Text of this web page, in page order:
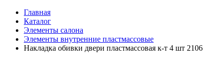
Главная
Каталог
Элементы салона
Элементы внутренние пластмассовые
Накладка обивки двери пластмассовая к-т 4 шт 2106